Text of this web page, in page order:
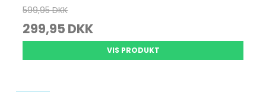
599,95 DKK
299,95 DKK
VIS PRODUKT